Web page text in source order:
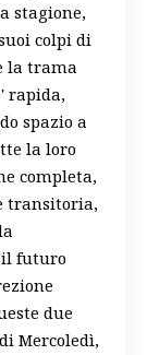
stagione,
colpi di
la trama
rapida,
spazio a
la loro
completa,
transitoria,
il futuro
due
Mercoledì,